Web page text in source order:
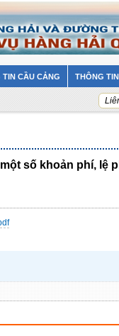
TIN CẦU CẢNG THÔNG
số khoản phí, lệ